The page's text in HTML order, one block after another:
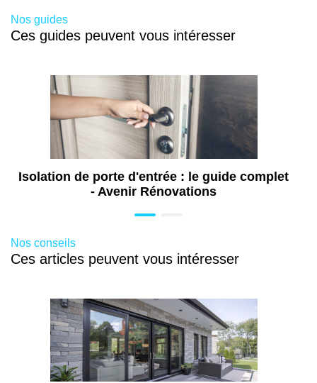
Travaux d'aménagement de combles à
Taverny (95)
Pose de volet à Taverny (95)
Pose de store banne à Taverny (95)
Pose de portail à Taverny (95)
Pose de baie vitrée à Taverny (95)
Nos guides
Ces guides peuvent vous intéresser
Isolation de porte d'entrée : le guide complet
- Avenir Rénovations
Nos conseils
Ces articles peuvent vous intéresser